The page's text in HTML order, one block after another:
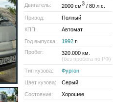
Двигатель: 2000 см3 / 80 л.с.
Привод:
Полный
КПП:
Автомат
Год выпуска:
1992 г.
Пробег:
320.000 км.
(без пробега по РФ)
Тип кузова:
Фургон
Цвет кузова:
Серый
Состояние:
Хорошее